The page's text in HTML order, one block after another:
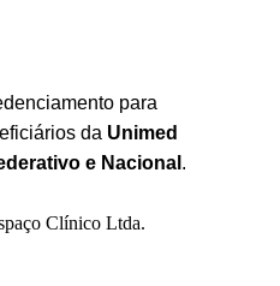
para
da Unimed
e Nacional .
Clínico Ltda.